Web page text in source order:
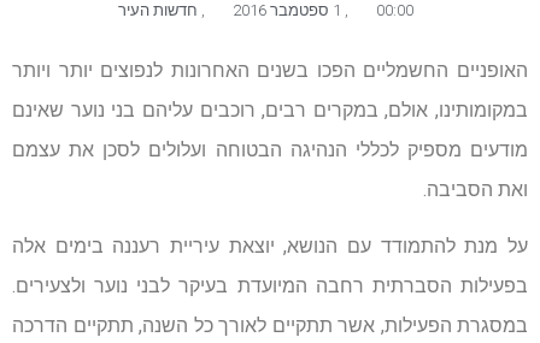
00:00
,
, חדשות העיר
האופניים החשמליים הפכו בשנים האחרונות לנפוצים יותר ויותר
במקומותינו, אולם, במקרים רבים, רוכבים עליהם בני נוער שאינם
מודעים מספיק לכללי הנהיגה הבטוחה ועלולים לסכן את עצמם
ואת הסביבה.
על מנת להתמודד עם הנושא, יוצאת עיריית רעננה בימים אלה
בפעילות הסברתית רחבה המיועדת בעיקר לבני נוער ולצעירים.
במסגרת הפעילות, אשר תתקיים לאורך כל השנה, תתקיים הדרכה